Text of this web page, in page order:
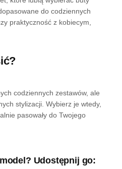
do codziennych
praktyczność z kobiecym,
codziennych zestawów, ale
stylizacji. Wybierz je wtedy,
pasowały do Twojego
Udostępnij go: